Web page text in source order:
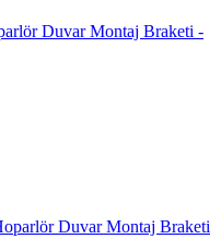
Duvar Montaj Braketi -
Duvar Montaj Braketi